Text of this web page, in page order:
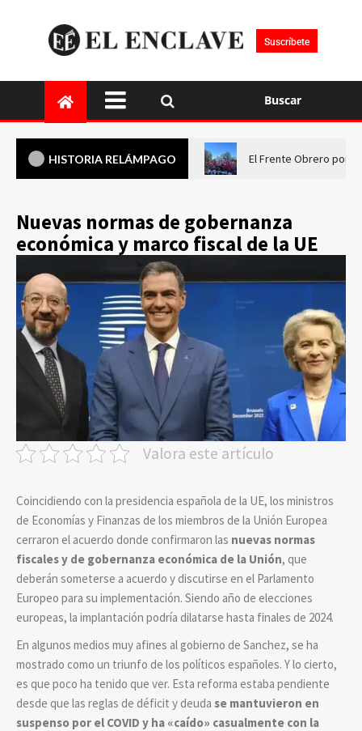
Suscríbete
Buscar
HISTORIA RELÁMPAGO El Frente Obrero pone
Nuevas normas de gobernanza
económica y marco fiscal de la UE
Valora este artículo
Coincidiendo con la presidencia española de la UE, los ministros
de Economías y Finanzas de los miembros de la Unión Europea
cerraron el acuerdo donde confirmaron las nuevas normas
fiscales y de gobernanza económica de la Unión, que
deberán someterse a acuerdo y discutirse en el Parlamento
Europeo para su implementación. Siendo año de elecciones
europeas, la implantación podría dilatarse hasta finales de 2024.
En algunos medios muy afines al gobierno de Sanchez, se ha
mostrado como un triunfo de los políticos españoles. Y lo cierto,
es que poco ha tenido que ver. Esta reforma estaba pendiente
desde que las reglas de déficit y deuda se mantuvieron en
suspenso por el COVID y ha «caído» casualmente con la